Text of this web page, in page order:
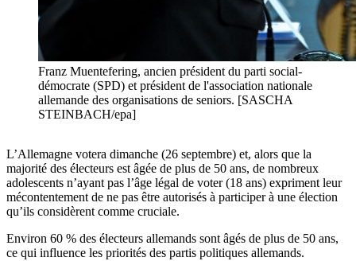
Franz Muentefering, ancien président du parti social-
démocrate (SPD) et président de l'association nationale
allemande des organisations de seniors. [SASCHA
STEINBACH/epa]
L’Allemagne votera dimanche (26 septembre) et, alors que la
majorité des électeurs est âgée de plus de 50 ans, de nombreux
adolescents n’ayant pas l’âge légal de voter (18 ans) expriment leur
mécontentement de ne pas être autorisés à participer à une élection
qu’ils considèrent comme cruciale.
Environ 60 % des électeurs allemands sont âgés de plus de 50 ans,
ce qui influence les priorités des partis politiques allemands.